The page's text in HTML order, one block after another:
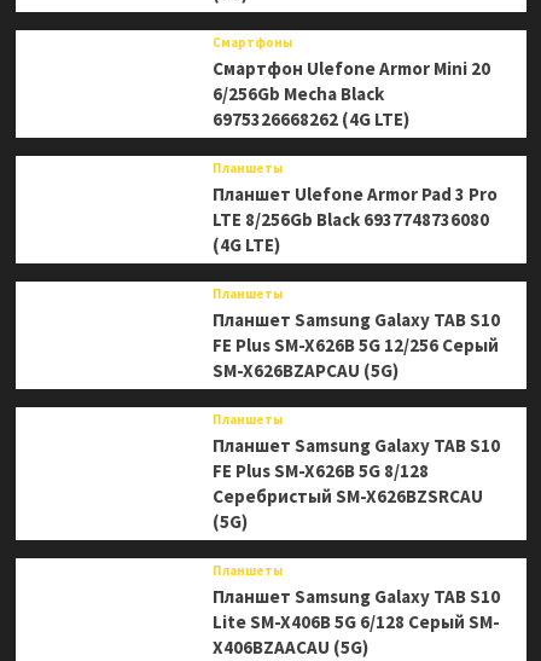
Смартфоны
Смартфон Ulefone Armor Mini 20
6/256Gb Mecha Black
6975326668262 (4G LTE)
Планшеты
Планшет Ulefone Armor Pad 3 Pro
LTE 8/256Gb Black 6937748736080
(4G LTE)
Планшеты
Планшет Samsung Galaxy TAB S10
FE Plus SM-X626B 5G 12/256 Серый
SM-X626BZAPCAU (5G)
Планшеты
Планшет Samsung Galaxy TAB S10
FE Plus SM-X626B 5G 8/128
Серебристый SM-X626BZSRCAU
(5G)
Планшеты
Планшет Samsung Galaxy TAB S10
Lite SM-X406B 5G 6/128 Серый SM-
X406BZAACAU (5G)